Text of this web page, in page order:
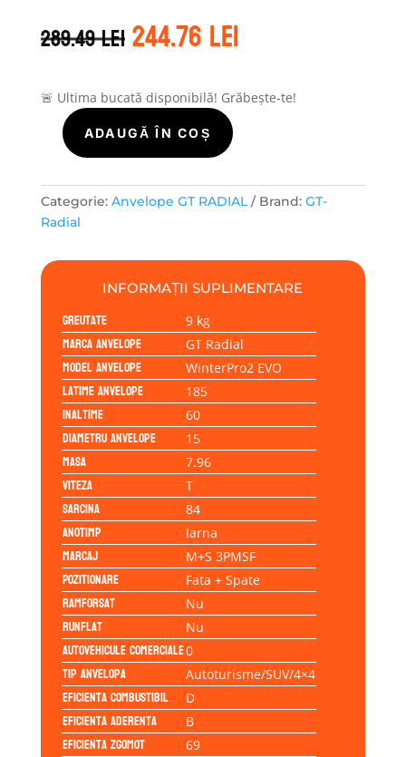
289.49leiPrețul
inițial
fost:
289.49 lei.
244.76leiPrețul
curent
244.76 lei.
🚨 Ultima bucată disponibilă! Grăbește-te!
Cantitate
Radial
WINTERPRO2
EVO
84T
ADAUGĂ ÎN COȘ
Categorie: Anvelope GT RADIAL Brand: GT-
Radial
INFORMAȚII SUPLIMENTARE
Greutate 9 kg
Marca anvelope GT Radial
Model anvelope WinterPro2 EVO
Latime anvelope 185
Inaltime 60
Diametru anvelope 15
Masa 7.96
Viteza T
Sarcina 84
Anotimp Iarna
Marcaj M+S 3PMSF
Pozitionare Fata + Spate
Ramforsat Nu
Runflat Nu
Autovehicule comerciale0
Tip anvelopa Autoturisme/SUV/4×4
Eficienta Combustibil D
Eficienta Aderenta B
Eficienta Zgomot 69